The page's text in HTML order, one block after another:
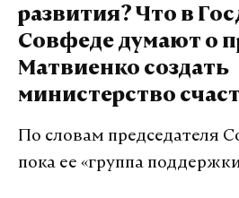
развития? Что в
Совфеде думают о
Матвиенко создать
министерство
По словам председателя
пока ее «группа